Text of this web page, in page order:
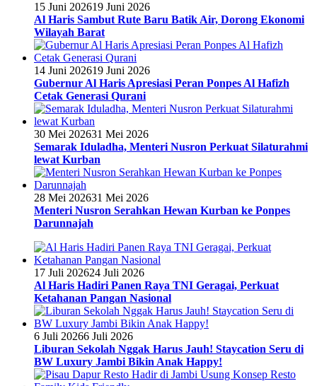
15 Juni 202619 Juni 2026
Al Haris Sambut Rute Baru Batik Air, Dorong Ekonomi
Wilayah Barat
14 Juni 202619 Juni 2026
Gubernur Al Haris Apresiasi Peran Ponpes Al Hafizh
Cetak Generasi Qurani
30 Mei 202631 Mei 2026
Semarak Iduladha, Menteri Nusron Perkuat Silaturahmi
lewat Kurban
28 Mei 202631 Mei 2026
Menteri Nusron Serahkan Hewan Kurban ke Ponpes
Darunnajah
17 Juli 202624 Juli 2026
Al Haris Hadiri Panen Raya TNI Geragai, Perkuat
Ketahanan Pangan Nasional
6 Juli 20266 Juli 2026
Liburan Sekolah Nggak Harus Jauh! Staycation Seru di
BW Luxury Jambi Bikin Anak Happy!